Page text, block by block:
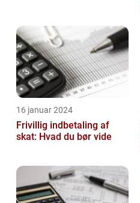
16 januar 2024
Frivillig indbetaling af
skat: Hvad du bør vide